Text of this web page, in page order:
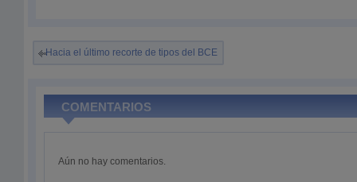
Hacia el último recorte de tipos del BCE
COMENTARIOS
Aún no hay comentarios.